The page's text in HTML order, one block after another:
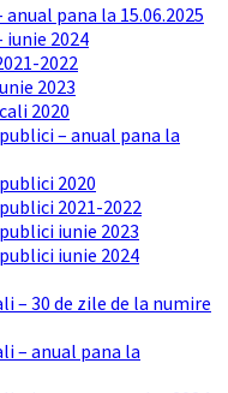
pana la 15.06.2025
iunie 2024
2022
2023
2020
– anual pana la
2020
2021-2022
iunie 2023
iunie 2024
– 30 de zile de la numire
– anual pana la